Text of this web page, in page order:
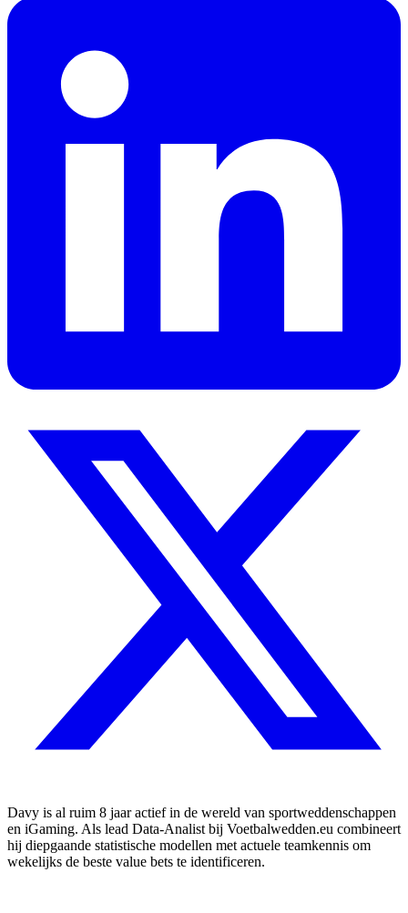
Davy is al ruim 8 jaar actief in de wereld van sportweddenschappen
en iGaming. Als lead Data-Analist bij Voetbalwedden.eu combineert
hij diepgaande statistische modellen met actuele teamkennis om
wekelijks de beste value bets te identificeren.